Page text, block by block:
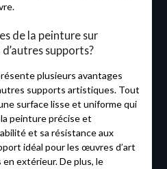
de la peinture sur
supports?
plusieurs avantages
supports artistiques. Tout
surface lisse et uniforme qui
peinture précise et
et sa résistance aux
idéal pour les œuvres d’art
extérieur. De plus, le